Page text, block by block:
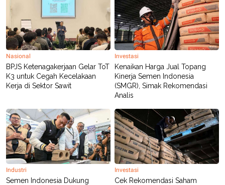
I
D
SITEMAP
OF
USE
PEDOMAN
PRIVACY
POLICY
Nasional
BPJS Ketenagakerjaan Gelar ToT
K3 untuk Cegah Kecelakaan
Kerja di Sektor Sawit
Investasi
Kenaikan Harga Jual Topang
Kinerja Semen Indonesia
(SMGR), Simak Rekomendasi
Analis
Industri
Semen Indonesia Dukung
Investasi
Cek Rekomendasi Saham